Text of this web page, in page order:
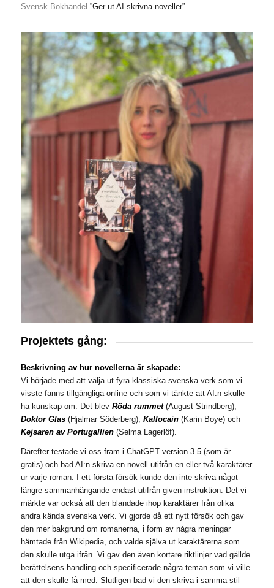
Svensk Bokhandel ”Ger ut AI-skrivna noveller”
Projektets gång:
Beskrivning av hur novellerna är skapade:
Vi började med att välja ut fyra klassiska svenska verk som vi
visste fanns tillgängliga online och som vi tänkte att AI:n skulle
ha kunskap om. Det blev Röda rummet(August Strindberg),
Doktor Glas (Hjalmar Söderberg), Kallocain(Karin Boye) och
Kejsaren av Portugallien(Selma Lagerlöf).
Därefter testade vi oss fram i ChatGPT version 3.5 (som är
gratis) och bad AI:n skriva en novell utifrån en eller två karaktärer
ur varje roman. I ett första försök kunde den inte skriva något
längre sammanhängande endast utifrån given instruktion. Det vi
märkte var också att den blandade ihop karaktärer från olika
andra kända svenska verk. Vi gjorde då ett nytt försök och gav
den mer bakgrund om romanerna, i form av några meningar
hämtade från Wikipedia, och valde själva ut karaktärerna som
den skulle utgå ifrån. Vi gav den även kortare riktlinjer vad gällde
berättelsens handling och specificerade några teman som vi ville
att den skulle få med. Slutligen bad vi den skriva i samma stil